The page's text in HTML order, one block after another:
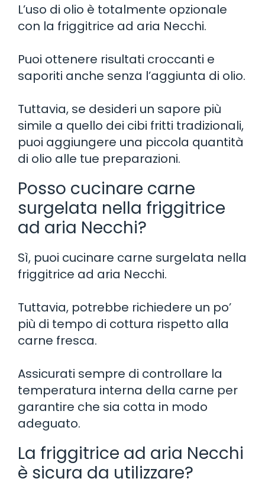
L’uso di olio è totalmente opzionale
con la friggitrice ad aria Necchi.
Puoi ottenere risultati croccanti e
saporiti anche senza l’aggiunta di olio.
Tuttavia, se desideri un sapore più
simile a quello dei cibi fritti tradizionali,
puoi aggiungere una piccola quantità
di olio alle tue preparazioni.
Posso cucinare carne
surgelata nella friggitrice
ad aria Necchi?
Sì, puoi cucinare carne surgelata nella
friggitrice ad aria Necchi.
Tuttavia, potrebbe richiedere un po’
più di tempo di cottura rispetto alla
carne fresca.
Assicurati sempre di controllare la
temperatura interna della carne per
garantire che sia cotta in modo
adeguato.
La friggitrice ad aria Necchi
è sicura da utilizzare?